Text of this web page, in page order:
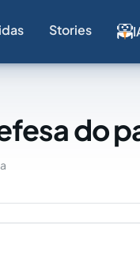
Stories
do